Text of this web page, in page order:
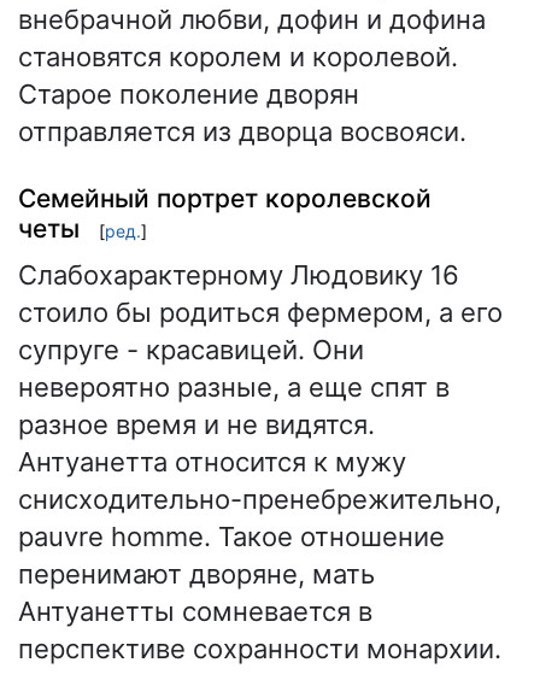
внебрачной любви, дофин и дофина
становятся королем и королевой.
Старое поколение дворян
отправляется из дворца восвояси.
Семейный портрет королевской
четы
[ред.]
Слабохарактерному Людовику 16
стоило бы родиться фермером, а его
супруге - красавицей. Они
невероятно разные, а еще спят в
разное время и не видятся.
Антуанетта относится к мужу
снисходительно-пренебрежительно,
pauvre homme. Такое отношение
перенимают дворяне, мать
Антуанетты сомневается в
перспективе сохранности монархии.